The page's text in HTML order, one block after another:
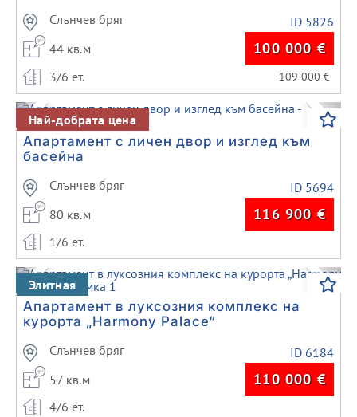
Слънчев бряг
ID 5826
44 кв.м
100 000 €
3/6 ет. 109 000€
Previous Next
Най-добрата цена
Апартамент с личен двор и изглед към
басейна
Слънчев бряг
ID 5694
80 кв.м
116 900 €
1/6 ет.
Previous Next
Элитная
Апартамент в луксозния комплекс на
курорта „Harmony Palace“
Слънчев бряг
ID 6184
57 кв.м
110 000 €
4/6 ет.